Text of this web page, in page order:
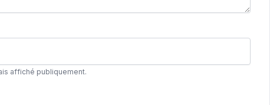
affiché publiquement.